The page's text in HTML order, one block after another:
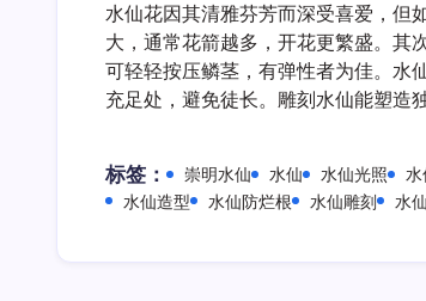
水仙花因其清雅芬芳而深受喜爱，但
大，通常花箭越多，开花更繁盛。其
可轻轻按压鳞茎，有弹性者为佳。水
充足处，避免徒长。雕刻水仙能塑造
标签： 崇明水仙 水仙 水仙光照 水
水仙造型
水仙防烂根 水仙雕刻 水